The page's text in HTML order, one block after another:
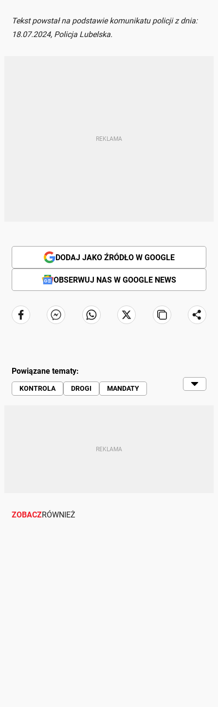
Tekst powstał na podstawie komunikatu policji z dnia:
18.07.2024, Policja Lubelska.
DODAJ JAKO ŹRÓDŁO W GOOGLE
OBSERWUJ NAS W GOOGLE NEWS
Powiązane tematy:
KONTROLA DROGI
MANDATY
ZOBACZRÓWNIEŻ